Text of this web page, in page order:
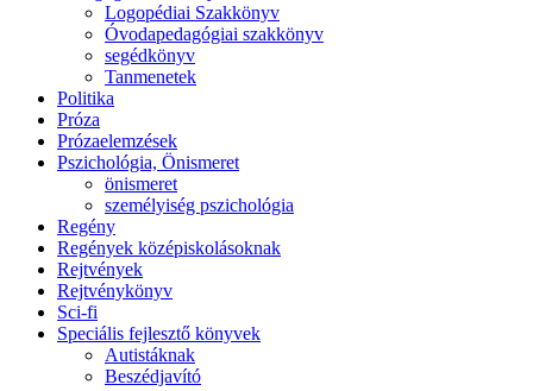
Logopédiai Szakkönyv
Óvodapedagógiai szakkönyv
segédkönyv
Tanmenetek
Politika
Próza
Prózaelemzések
Pszichológia, Önismeret
önismeret
személyiség pszichológia
Regény
Regények középiskolásoknak
Rejtvények
Rejtvénykönyv
Sci-fi
Speciális fejlesztő könyvek
Autistáknak
Beszédjavító